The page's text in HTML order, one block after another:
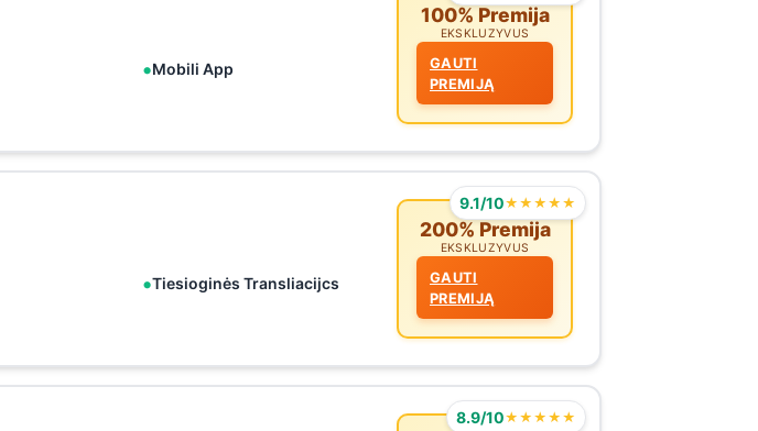
Mobili App
100% Premija
EKSKLUZYVUS
GAUTI
PREMIJĄ
9.1/10★★★★★
Tiesioginės Transliacijcs
200% Premija
EKSKLUZYVUS
GAUTI
PREMIJĄ
8.9/10★★★★★